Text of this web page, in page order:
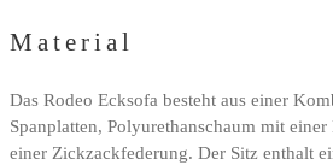
Material
Das Rodeo Ecksofa besteht aus einer
Spanplatten, Polyurethanschaum mit
einer Zickzackfederung. Der Sitz enthalt